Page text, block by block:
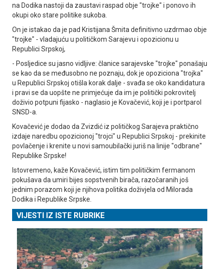
na Dodika nastoji da zaustavi raspad obje "trojke" i ponovo ih
okupi oko stare politike sukoba.
On je istakao da je pad Kristijana Šmita definitivno uzdrmao obje
"trojke" - vladajuću u političkom Sarajevu i opozicionu u
Republici Srpskoj,
- Posljedice su jasno vidljive: članice sarajevske "trojke" ponašaju
se kao da se međusobno ne poznaju, dok je opoziciona "trojka"
u Republici Srpskoj otišla korak dalje - svađa se oko kandidatura
i pravi se da uopšte ne primjećuje da im je politički pokrovitelj
doživio potpuni fijasko - naglasio je Kovačević, koji je i portparol
SNSD-a.
Kovačević je dodao da Zvizdić iz političkog Sarajeva praktično
izdaje naredbu opozicionoj "trojci" u Republici Srpskoj - prekinite
povlačenje i krenite u novi samoubilački juriš na linije "odbrane"
Republike Srpske!
Istovremeno, kaže Kovačević, istim tim političkim fermanom
pokušava da umiri bijes sopstvenih birača, razočaranih još
jednim porazom koji je njihova politika doživjela od Milorada
Dodika i Republike Srpske.
VIJESTI IZ ISTE RUBRIKE